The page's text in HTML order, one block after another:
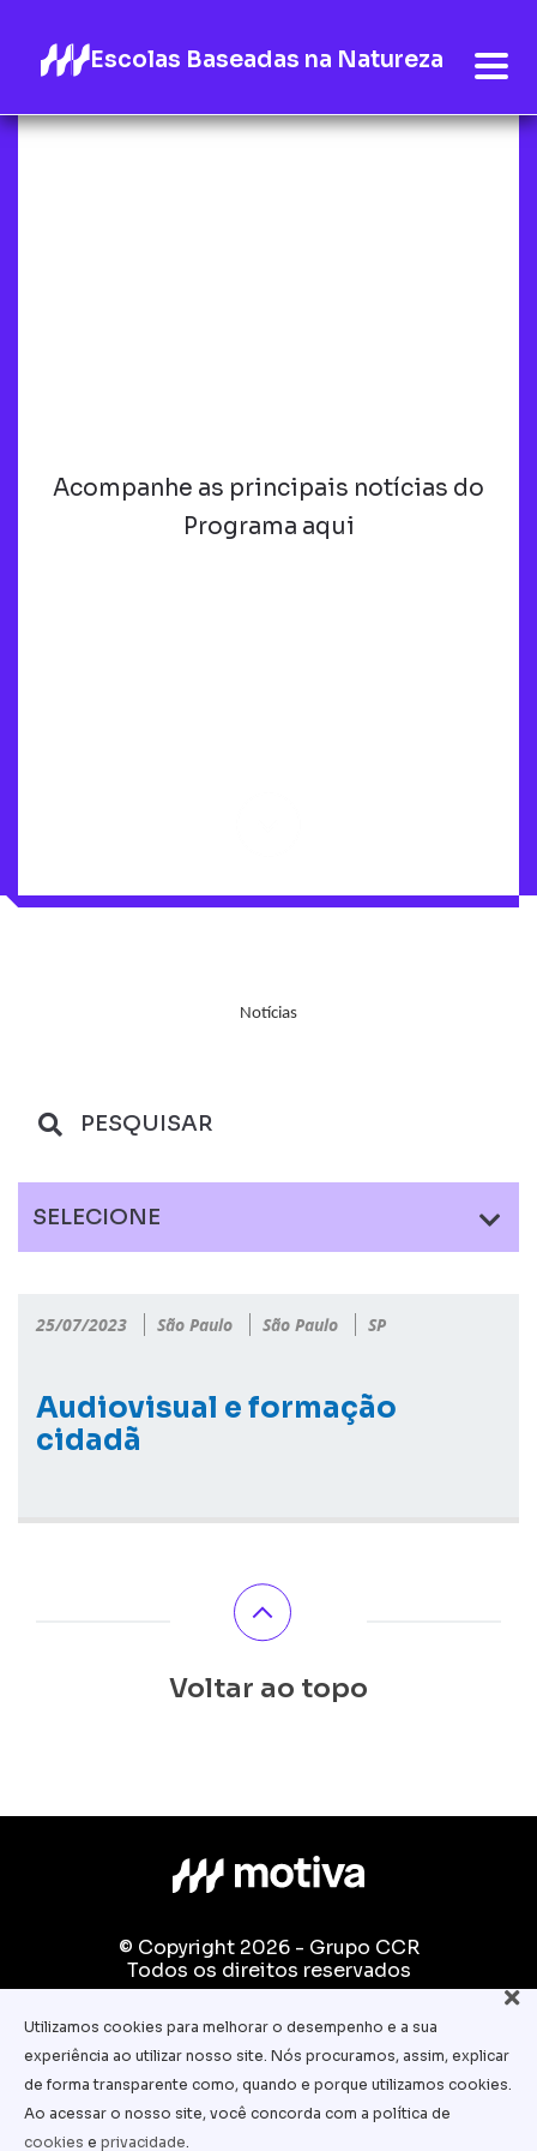
Escolas Baseadas na Natureza
Acompanhe as principais notícias do
Programa aqui
Notícias
SELECIONE
25/07/2023 São Paulo São Paulo SP
Audiovisual e formação
cidadã
Voltar ao topo
© Copyright 2026 - Grupo CCR
Todos os direitos reservados
Fale conosco:
equipe.pedagogica@motiva.com.br
Termos e Condições de Uso
Política de Privacidade
Utilizamos cookies para melhorar o desempenho e a sua
experiência ao utilizar nosso site. Nós procuramos, assim, explicar
de forma transparente como, quando e porque utilizamos cookies.
Ao acessar o nosso site, você concorda com a política de
cookies e privacidade.